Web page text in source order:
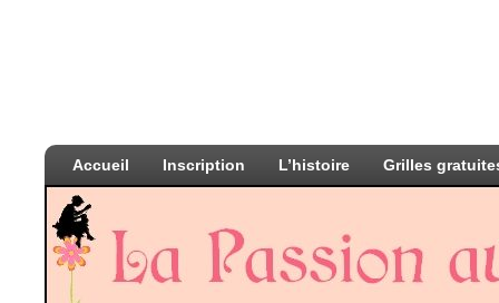
Accueil Inscription L’histoire Grilles